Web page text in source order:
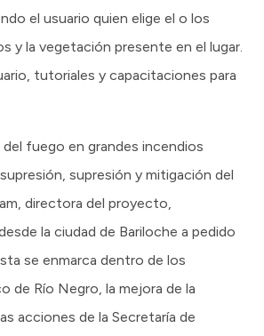
el usuario quien elige el o los
y la vegetación presente en el lugar.
tutoriales y capacitaciones para
fuego en grandes incendios
supresión y mitigación del
directora del proyecto,
la ciudad de Bariloche a pedido
se enmarca dentro de los
de Río Negro, la mejora de la
acciones de la Secretaría de